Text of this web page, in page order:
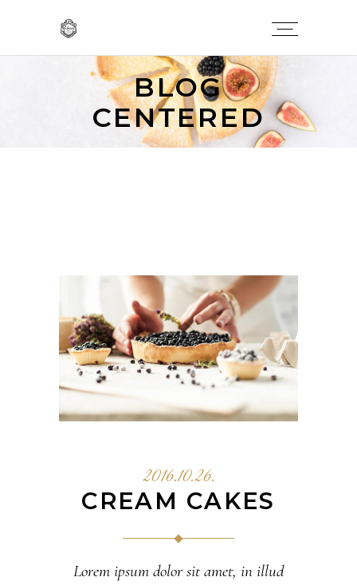
BLOG
CENTERED
2016.10.26.
CREAM CAKES
Lorem ipsum dolor sit amet, in illud